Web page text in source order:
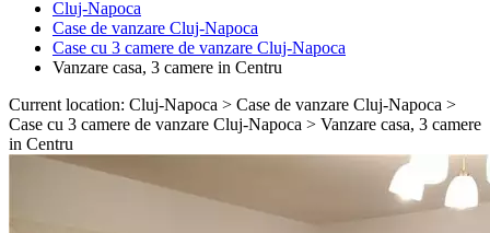
Cluj-Napoca
Case de vanzare Cluj-Napoca
Case cu 3 camere de vanzare Cluj-Napoca
Vanzare casa, 3 camere in Centru
Current location: Cluj-Napoca > Case de vanzare Cluj-Napoca >
Case cu 3 camere de vanzare Cluj-Napoca > Vanzare casa, 3 camere
in Centru